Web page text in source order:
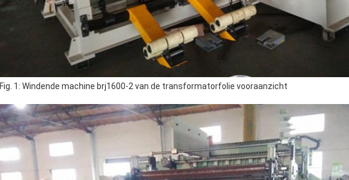
Fig. 1: Windende machine brj1600-2 van de transformatorfolie vooraanzicht